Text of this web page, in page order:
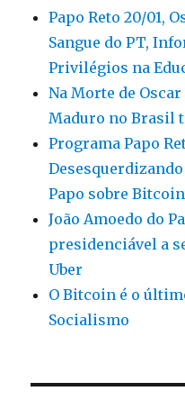
Papo Reto 20/01,
Sangue do PT,
Privilégios na
Na Morte de
Maduro no Brasil
Programa Papo
Papo sobre Bitcoin
João Amoedo do
presidenciável a
Uber
O Bitcoin é o
Socialismo